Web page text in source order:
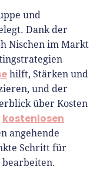
und
Dank der
Nischen im Markt
hilft, Stärken und
und der
über Kosten
kostenlosen
angehende
Schritt für